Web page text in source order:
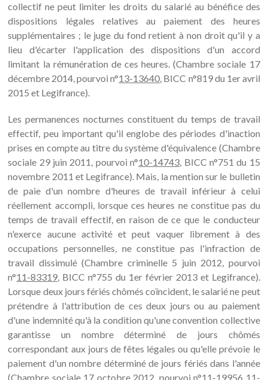
collectif ne peut limiter les droits du salarié au bénéfice des
dispositions légales relatives au paiement des heures
supplémentaires ; le juge du fond retient à non droit qu'il y a
lieu d'écarter l'application des dispositions d'un accord
limitant la rémunération de ces heures. (Chambre sociale 17
décembre 2014, pourvoi n°13-13640, BICC n°819 du 1er avril
2015 et Legifrance).
Les permanences nocturnes constituent du temps de travail
effectif, peu important qu'il englobe des périodes d'inaction
prises en compte au titre du système d'équivalence (Chambre
sociale 29 juin 2011, pourvoi n°10-14743, BICC n°751 du 15
novembre 2011 et Legifrance). Mais, la mention sur le bulletin
de paie d'un nombre d'heures de travail inférieur à celui
réellement accompli, lorsque ces heures ne constitue pas du
temps de travail effectif, en raison de ce que le conducteur
n'exerce aucune activité et peut vaquer librement à des
occupations personnelles, ne constitue pas l'infraction de
travail dissimulé (Chambre criminelle 5 juin 2012, pourvoi
n°11-83319, BICC n°755 du 1er février 2013 et Legifrance).
Lorsque deux jours fériés chômés coïncident, le salarié ne peut
prétendre à l'attribution de ces deux jours ou au paiement
d'une indemnité qu'à la condition qu'une convention collective
garantisse un nombre déterminé de jours chômés
correspondant aux jours de fêtes légales ou qu'elle prévoie le
paiement d'un nombre déterminé de jours fériés dans l'année
(Chambre sociale 17 octobre 2012, pourvoi n°11-19956 11-